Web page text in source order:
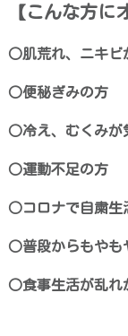
【こんな方に
○肌荒れ、ニキビ
○便秘ぎみの方
○冷え、むくみが
○運動不足の方
○コロナで自粛生
○普段からもやも
○食事生活が乱